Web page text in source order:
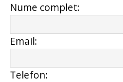
Nume complet:
Email:
Telefon: